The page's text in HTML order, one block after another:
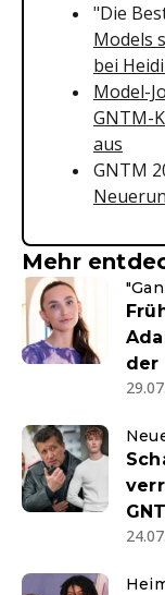
"Die
Models
bei
Model-
GNTM-
aus
GNTM
Mehr
der